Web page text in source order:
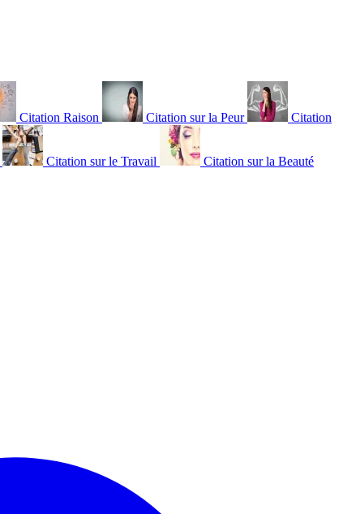
Citation Raison Citation sur la Peur Citation
Citation sur le Travail Citation sur la Beauté